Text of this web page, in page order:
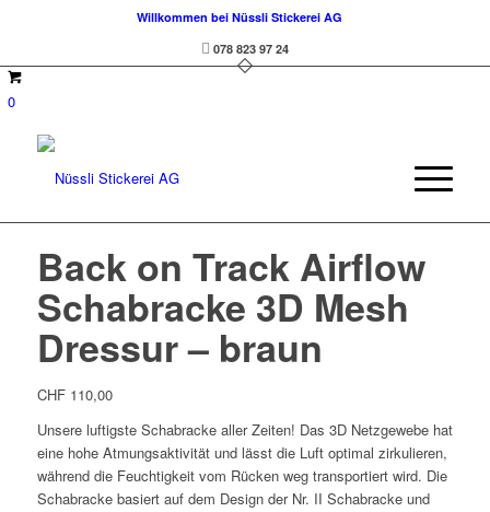
Willkommen bei Nüssli Stickerei AG
078 823 97 24
0
Back on Track Airflow
Schabracke 3D Mesh
Dressur – braun
CHF110,00
Unsere luftigste Schabracke aller Zeiten! Das 3D Netzgewebe hat
eine hohe Atmungsaktivität und lässt die Luft optimal zirkulieren,
während die Feuchtigkeit vom Rücken weg transportiert wird. Die
Schabracke basiert auf dem Design der Nr. II Schabracke und